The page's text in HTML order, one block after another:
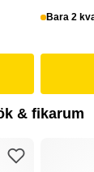
Bara 2
& fikarum